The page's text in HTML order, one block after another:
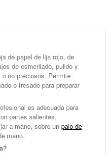
de papel de lija rojo, de
de esmerilado, pulido y
no preciosos. Permite
o fresado para preparar
es adecuada para
partes salientes,
a mano, sobre un palo de
mano.